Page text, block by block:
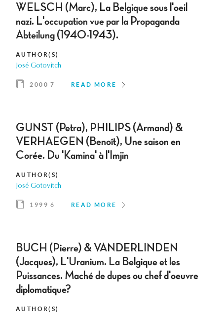
WELSCH (Marc), La Belgique sous l'oeil
nazi. L'occupation vue par la Propaganda
Abteilung (1940-1943).
AUTHOR(S)
José Gotovitch
2000 7 READ MORE
GUNST (Petra), PHILIPS (Armand) &
VERHAEGEN (Benoît), Une saison en
Corée. Du 'Kamina' à l'Imjin
AUTHOR(S)
José Gotovitch
1999 6 READ MORE
BUCH (Pierre) & VANDERLINDEN
(Jacques), L'Uranium. La Belgique et les
Puissances. Maché de dupes ou chef d'oeuvre
diplomatique?
AUTHOR(S)